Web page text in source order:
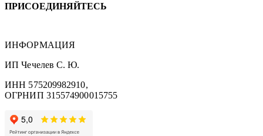
ПРИСОЕДИНЯЙТЕСЬ
ИНФОРМАЦИЯ
ИП Чечелев С. Ю.
ИНН 575209982910,
ОГРНИП 315574900015755